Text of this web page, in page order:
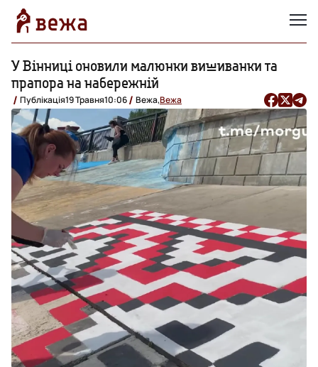
У Вінниці оновили малюнки вишиванки та
прапора на набережній
Публікація19 Травня10:06 Вежа,Вежа